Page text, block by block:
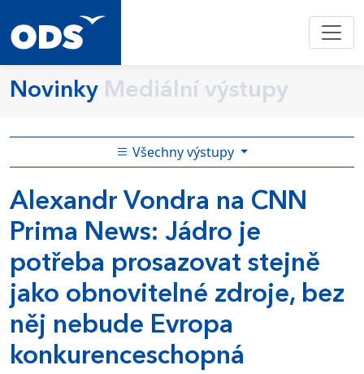
Novinky Mediální výstupy
Všechny výstupy
Alexandr Vondra na CNN
Prima News: Jádro je
potřeba prosazovat stejně
jako obnovitelné zdroje, bez
něj nebude Evropa
konkurenceschopná